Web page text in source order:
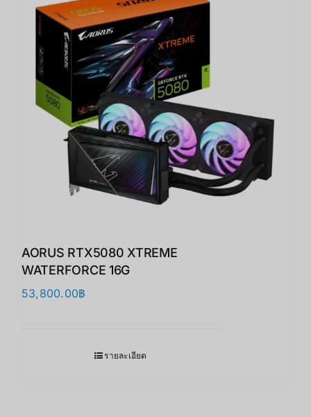
AORUS RTX5080 XTREME
WATERFORCE 16G
53,800.00฿
รายละเอียด